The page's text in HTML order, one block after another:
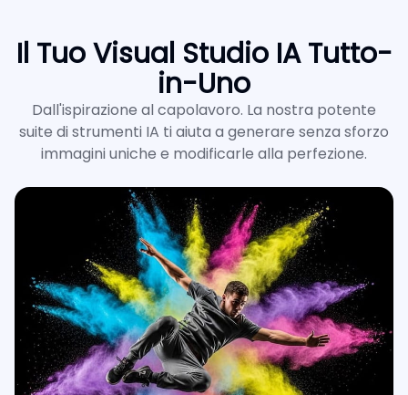
Il Tuo Visual Studio IA Tutto-
in-Uno
Dall'ispirazione al capolavoro. La nostra potente
suite di strumenti IA ti aiuta a generare senza sforzo
immagini uniche e modificarle alla perfezione.